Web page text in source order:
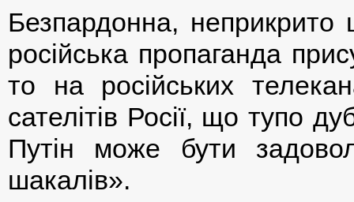
Безпардонна, неприкрито
російська пропаганда
то на російських
сателітів Росії, що тупо
Путін може бути
шакалів».